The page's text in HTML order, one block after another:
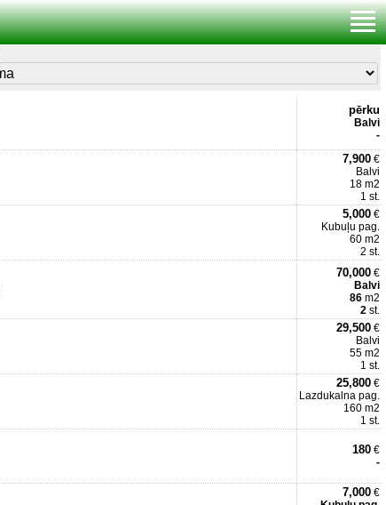
pērku
Balvi
-
7,900 €
Balvi
18 m2
1 st.
5,000 €
Kubuļu pag.
60 m2
2 st.
70,000 €
Balvi
86 m2
2 st.
29,500 €
Balvi
55 m2
1 st.
25,800 €
Lazdukalna pag.
160 m2
1 st.
180 €
-
7,000 €